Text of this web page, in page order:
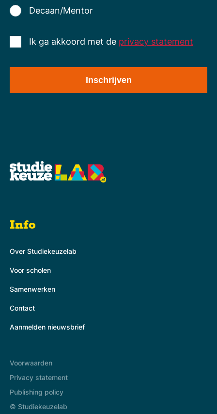
Decaan/Mentor
Ik ga akkoord met de privacy statement
Info
Over Studiekeuzelab
Voor scholen
Samenwerken
Contact
Aanmelden nieuwsbrief
Voorwaarden
Privacy statement
Publishing policy
© Studiekeuzelab